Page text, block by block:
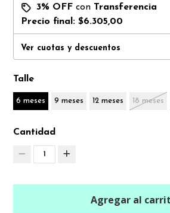
3% OFF con Transferencia
Precio final:$6.305,00
Ver cuotas y descuentos
Talle
6 meses 9 meses 12 meses 18 meses
Cantidad
1
Agregar al